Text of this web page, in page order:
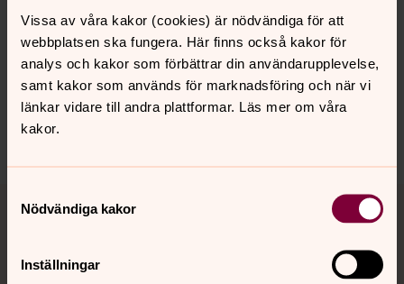
Vissa av våra kakor (cookies) är nödvändiga för att
webbplatsen ska fungera. Här finns också kakor för
analys och kakor som förbättrar din användarupplevelse,
samt kakor som används för marknadsföring och när vi
länkar vidare till andra plattformar. Läs mer om våra
kakor.
Nödvändiga kakor
Inställningar
Senast ändrad 9 juli 2026
Synpunkter eller frågor på sidans
innehåll?
bro.forsamling@svenskakyrkan.se
Dela